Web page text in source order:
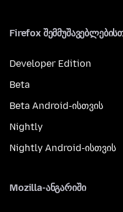
Firefox
Developer Edition
Beta
Beta Android-ისთვის
Nightly
Nightly Android-ისთვის
Mozilla-ანგარიში